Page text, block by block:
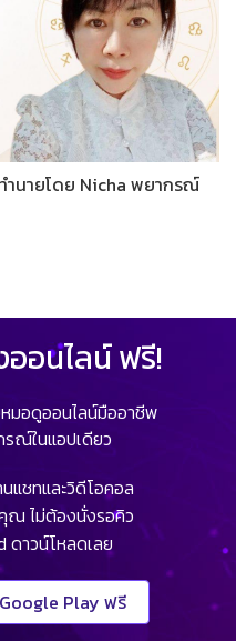
ำนายโดย Nicha พยากรณ์
อนไลน์ ฟรี!
มอดูออนไลน์มืออาชีพ
ณ์ในแอปเดียว
แชทและวิดีโอคอล
ณ ไม่ต้องนั่งรอคิว
ดาวน์โหลดเลย
Google Play ฟรี